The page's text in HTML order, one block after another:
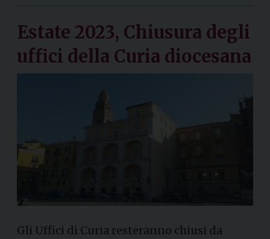
Estate 2023, Chiusura degli
uffici della Curia diocesana
Gli Uffici di Curia resteranno chiusi da